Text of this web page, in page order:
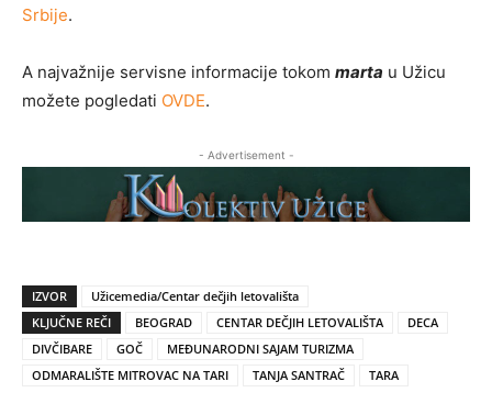
Srbije.
A najvažnije servisne informacije tokom marta u Užicu
možete pogledati OVDE.
- Advertisement -
IZVOR
Užicemedia/Centar dečjih letovališta
KLJUČNE REČI
BEOGRAD CENTAR DEČJIH LETOVALIŠTA
DECA
DIVČIBARE
GOČ
MEĐUNARODNI SAJAM TURIZMA
ODMARALIŠTE MITROVAC NA TARI
TANJA SANTRAČ TARA